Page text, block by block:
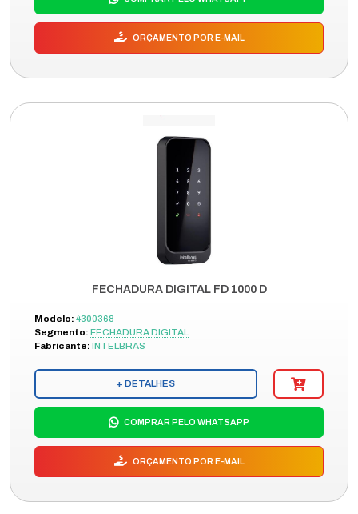
ORÇAMENTO POR E-MAIL
FECHADURA DIGITAL FD 1000 D
Modelo: 4300368
Segmento: FECHADURA DIGITAL
Fabricante: INTELBRAS
+ DETALHES
COMPRAR PELO WHATSAPP
ORÇAMENTO POR E-MAIL